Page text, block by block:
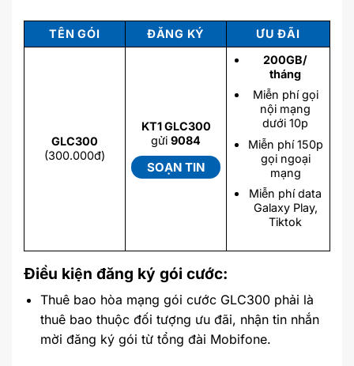
TÊN GÓI ĐĂNG KÝ ƯU ĐÃI
GLC300
(300.000đ)
KT1 GLC300
gửi 9084
SOẠN TIN
200GB/
tháng
Miễn phí gọi
nội mạng
dưới 10p
Miễn phí 150p
gọi ngoại
mạng
Miễn phí data
Galaxy Play,
Tiktok
Điều kiện đăng ký gói cước:
Thuê bao hòa mạng gói cước GLC300 phải là
thuê bao thuộc đối tượng ưu đãi, nhận tin nhắn
mời đăng ký gói từ tổng đài Mobifone.